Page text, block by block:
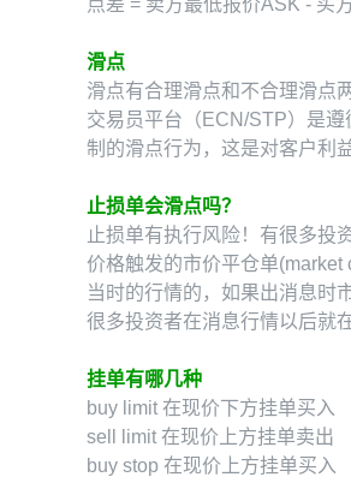
点差 = 卖方最低报价ASK - 买
滑点
滑点有合理滑点和不合理滑点
交易员平台（ECN/STP）是
制的滑点行为，这是对客户利
止损单会滑点吗？
止损单有执行风险！有很多投
价格触发的市价平仓单
当时的行情的，如果出消息时
很多投资者在消息行情以后就
挂单有哪几种
buy limit 在现价下方挂单买入
sell limit 在现价上方挂单卖出
buy stop 在现价上方挂单买入